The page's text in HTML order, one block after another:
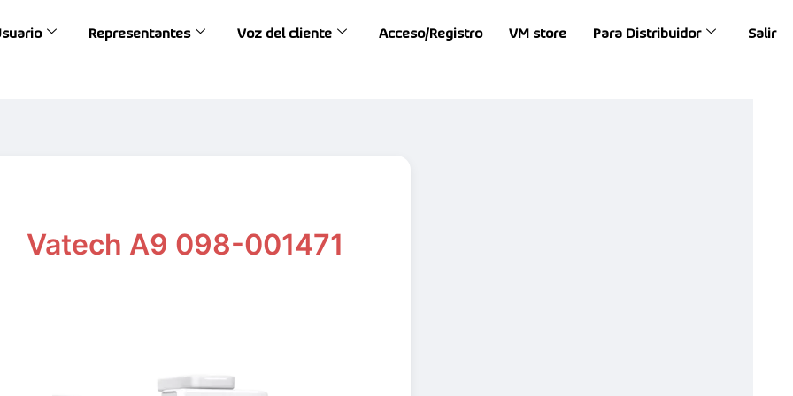
Representantes Voz del cliente Acceso/Registro VM store Para Distribuidor Salir
Vatech A9 098-001471